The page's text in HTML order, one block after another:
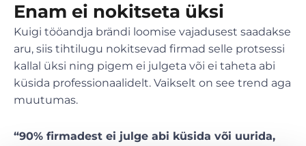
Enam ei nokitseta üksi
Kuigi tööandja brändi loomise vajadusest saadakse
aru, siis tihtilugu nokitsevad firmad selle protsessi
kallal üksi ning pigem ei julgeta või ei taheta abi
küsida professionaalidelt. Vaikselt on see trend aga
muutumas.
“90% firmadest ei julge abi küsida või uurida,